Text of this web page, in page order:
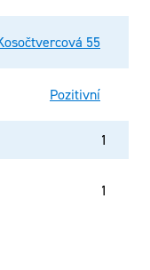
55
Pozitivní
1
1